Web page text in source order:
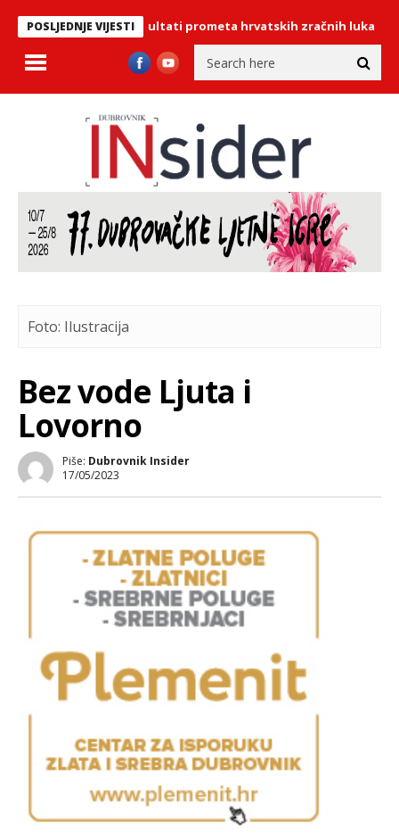
POSLJEDNJE VIJESTI
Objavljeni rezultati prometa hrvatskih zračnih luka
Foto: Ilustracija
Bez vode Ljuta i
Lovorno
Piše: Dubrovnik Insider
17/05/2023